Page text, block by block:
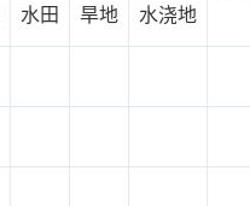
水田 旱地 水浇地